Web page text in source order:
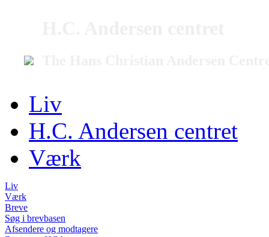
Liv
H.C. Andersen centret
Værk
Liv
Værk
Breve
Søg i brevbasen
Afsendere og modtagere